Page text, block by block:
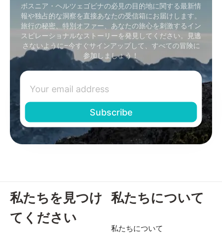
ボスニア・ヘルツェゴビナの必見の目的地に関する最新情
報や独占的な洞察を直接あなたの受信箱にお届けします。
旅行の秘密、特別オファー、あなたの旅心を刺激するイン
スピレーショナルなストーリーを発見してください。見逃
さないように–今すぐサインアップして、すべての冒険に
参加しましょう！
私たちを見つけ
てください
私たちについて
私たちについて